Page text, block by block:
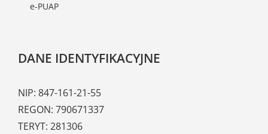
e-PUAP
DANE IDENTYFIKACYJNE
NIP: 847-161-21-55
REGON: 790671337
TERYT: 281306